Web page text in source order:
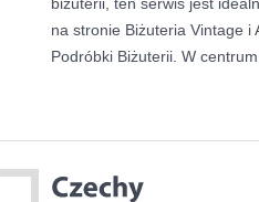
na stronie Biżuteria Vintage i
Podróbki Biżuterii. W centrum